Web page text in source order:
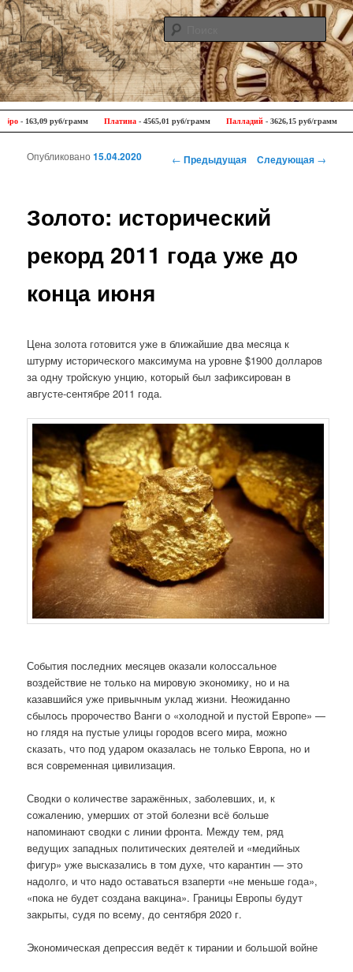
Antique Trip
Главное меню
Перейти к основному содержимому
Перейти к дополнительному содержимому
руб/грамм Платина- 4565,01 руб/грамм Палладий- 3626,15 руб/грамм |
Навигация по записям
← Предыдущая Следующая →
Золото: исторический
рекорд 2011 года уже до
конца июня
Опубликовано15.04.2020
Цена золота готовится уже в ближайшие два месяца к
штурму исторического максимума на уровне $1900 долларов
за одну тройскую унцию, который был зафиксирован в
августе-сентябре 2011 года.
События последних месяцев оказали колоссальное
воздействие не только на мировую экономику, но и на
казавшийся уже привычным уклад жизни. Неожиданно
сбылось пророчество Ванги о «холодной и пустой Европе» —
но глядя на пустые улицы городов всего мира, можно
сказать, что под ударом оказалась не только Европа, но и
вся современная цивилизация.
Сводки о количестве заражённых, заболевших, и, к
сожалению, умерших от этой болезни всё больше
напоминают сводки с линии фронта. Между тем, ряд
ведущих западных политических деятелей и «медийных
фигур» уже высказались в том духе, что карантин — это
надолго, и что надо оставаться взаперти «не меньше года»,
«пока не будет создана вакцина». Границы Европы будут
закрыты, судя по всему, до сентября 2020 г.
Экономическая депрессия ведёт к тирании и большой войне